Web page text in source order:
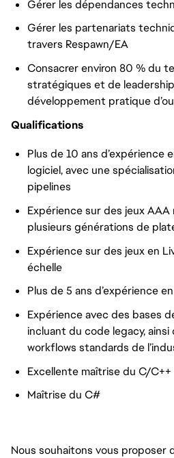
Gérer les dépendances
Gérer les partenariats
travers Respawn/EA
Consacrer environ 80 % du
stratégiques et de
développement pratique
Qualifications
Plus de 10 ans d’expérience
logiciel, avec une
pipelines
Expérience sur des jeux
plusieurs générations de
Expérience sur des jeux en
échelle
Plus de 5 ans d’expérience
Expérience avec des bases
incluant du code legacy,
workflows standards de
Excellente maîtrise du C/C++
Maîtrise du C#
Nous souhaitons vous proposer